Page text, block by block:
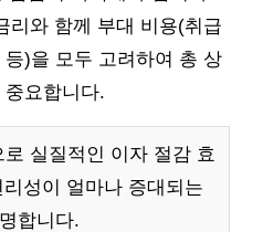
리와 함께 부대 비용(취급
)을 모두 고려하여 총 상
요합니다.
실질적인 이자 절감 효
성이 얼마나 증대되는
합니다.